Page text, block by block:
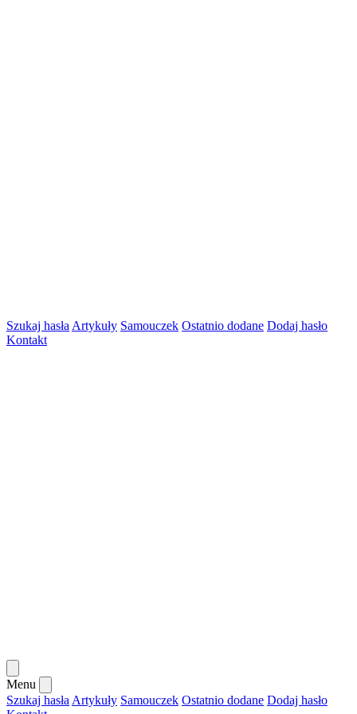
Szukaj hasła Artykuły Samouczek Ostatnio dodane Dodaj hasło
Kontakt
Menu
Szukaj hasła Artykuły Samouczek Ostatnio dodane Dodaj hasło